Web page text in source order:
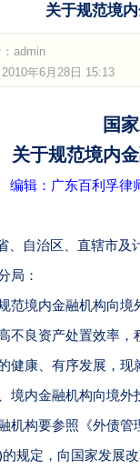
关于规范境
admin
年6月28日 15:13
国
关于规范境内
编辑：广东百利孚律
、自治区、直辖市及
局：
境内金融机构向境外
不良资产处置效率，
健康、有序发展，现
内金融机构向境外投
机构要参照《外债管
规定，向国家发展